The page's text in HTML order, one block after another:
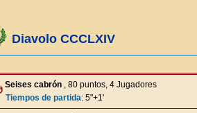
Diavolo CCCLXIV
Seises cabrón , 80 puntos, 4 Jugadores
Tiempos de partida: 5"+1'